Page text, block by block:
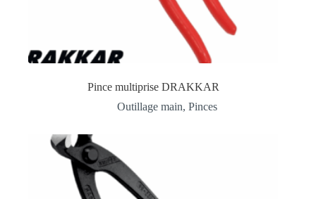
Pince multiprise DRAKKAR
Outillage main,Pinces